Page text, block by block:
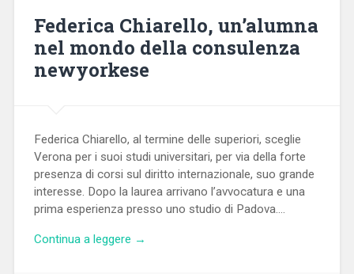
Federica Chiarello, un’alumna
nel mondo della consulenza
newyorkese
Federica Chiarello, al termine delle superiori, sceglie
Verona per i suoi studi universitari, per via della forte
presenza di corsi sul diritto internazionale, suo grande
interesse. Dopo la laurea arrivano l’avvocatura e una
prima esperienza presso uno studio di Padova….
Continua a leggere →